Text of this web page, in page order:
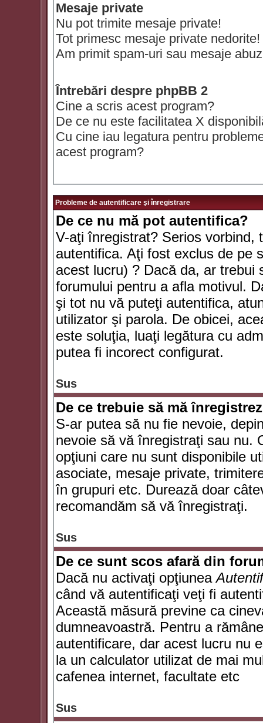
Mesaje private
Nu pot trimite mesaje private!
Tot primesc mesaje private nedorite!
Am primit spam-uri sau mesaje
Întrebări despre phpBB 2
Cine a scris acest program?
De ce nu este facilitatea X
Cu cine iau legatura pentru
acest program?
Probleme de autentificare şi înregistrare
De ce nu mă pot autentifica?
V-aţi înregistrat? Serios vorbind,
autentifica. Aţi fost exclus de pe
acest lucru) ? Dacă da, ar trebui
forumului pentru a afla motivul.
şi tot nu vă puteţi autentifica,
utilizator şi parola. De obicei,
este soluţia, luaţi legătura cu
putea fi incorect configurat.
Sus
De ce trebuie să mă
S-ar putea să nu fie nevoie,
nevoie să vă înregistraţi sau nu.
opţiuni care nu sunt disponibile
asociate, mesaje private,
în grupuri etc. Durează doar
recomandăm să vă înregistraţi.
Sus
De ce sunt scos afară din
Dacă nu activaţi opţiunea
când vă autentificaţi veţi fi
Această măsură previne ca
dumneavoastră. Pentru a
autentificare, dar acest lucru nu
la un calculator utilizat de mai
cafenea internet, facultate etc
Sus